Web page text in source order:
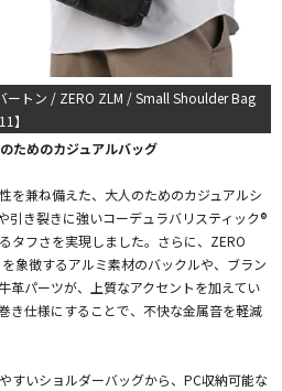
ートン / ZERO ZLM / Small Shoulder Bag
】
ためのカジュアルバッグ
を兼ね備えた、大人のためのカジュアルシ
引き裂きに強いコーデュラバリスティック®
タフさを実現しました。さらに、ZERO
象徴するアルミ素材のバックルや、ブラン
革パーツが、上質なアクセントを加えてい
き仕様にすることで、不快な金属音を軽減
すいショルダーバッグから、PC収納可能な